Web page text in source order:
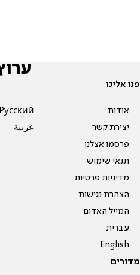
פנו אלינו
אודות
יצירת קשר
פרסמו אצלנו
תנאי שימוש
מדיניות פרטיות
הצהרת נגישות
המייל האדום
עברית
English
Pусский
عربية
מדורים